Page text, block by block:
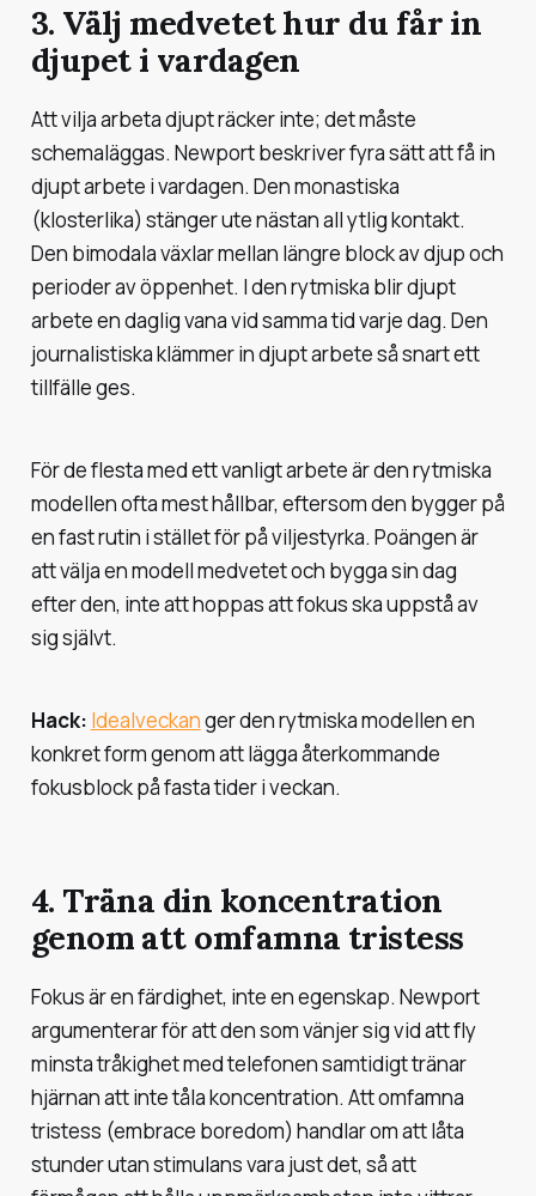
3. Välj medvetet hur du får in
djupet i vardagen
Att vilja arbeta djupt räcker inte; det måste
schemaläggas. Newport beskriver fyra sätt att få in
djupt arbete i vardagen. Denmonastiska
(klosterlika) stänger ute nästan all ytlig kontakt.
Den bimodalaväxlar mellan längre block av djup och
perioder av öppenhet. I denrytmiska blir djupt
arbete en daglig vana vid samma tid varje dag. Den
journalistiskaklämmer in djupt arbete så snart ett
tillfälle ges.
För de flesta med ett vanligt arbete är den rytmiska
modellen ofta mest hållbar, eftersom den bygger på
en fast rutin i stället för på viljestyrka. Poängen är
att välja en modell medvetet och bygga sin dag
efter den, inte att hoppas att fokus ska uppstå av
sig självt.
Hack: Idealveckanger den rytmiska modellen en
konkret form genom att lägga återkommande
fokusblock på fasta tider i veckan.
4. Träna din koncentration
genom att omfamna tristess
Fokus är en färdighet, inte en egenskap. Newport
argumenterar för att den som vänjer sig vid att fly
minsta tråkighet med telefonen samtidigt tränar
hjärnan att inte tåla koncentration. Attomfamna
tristess (embrace boredom) handlar om att låta
stunder utan stimulans vara just det, så att